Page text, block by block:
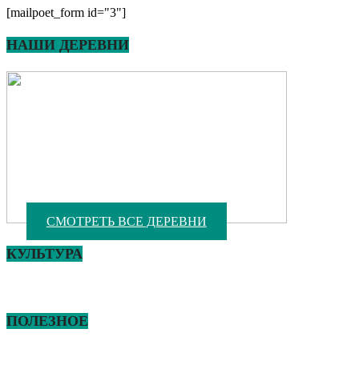
[mailpoet_form id="3"]
НАШИ ДЕРЕВНИ
СМОТРЕТЬ ВСЕ ДЕРЕВНИ
КУЛЬТУРА
ПОЛЕЗНОЕ